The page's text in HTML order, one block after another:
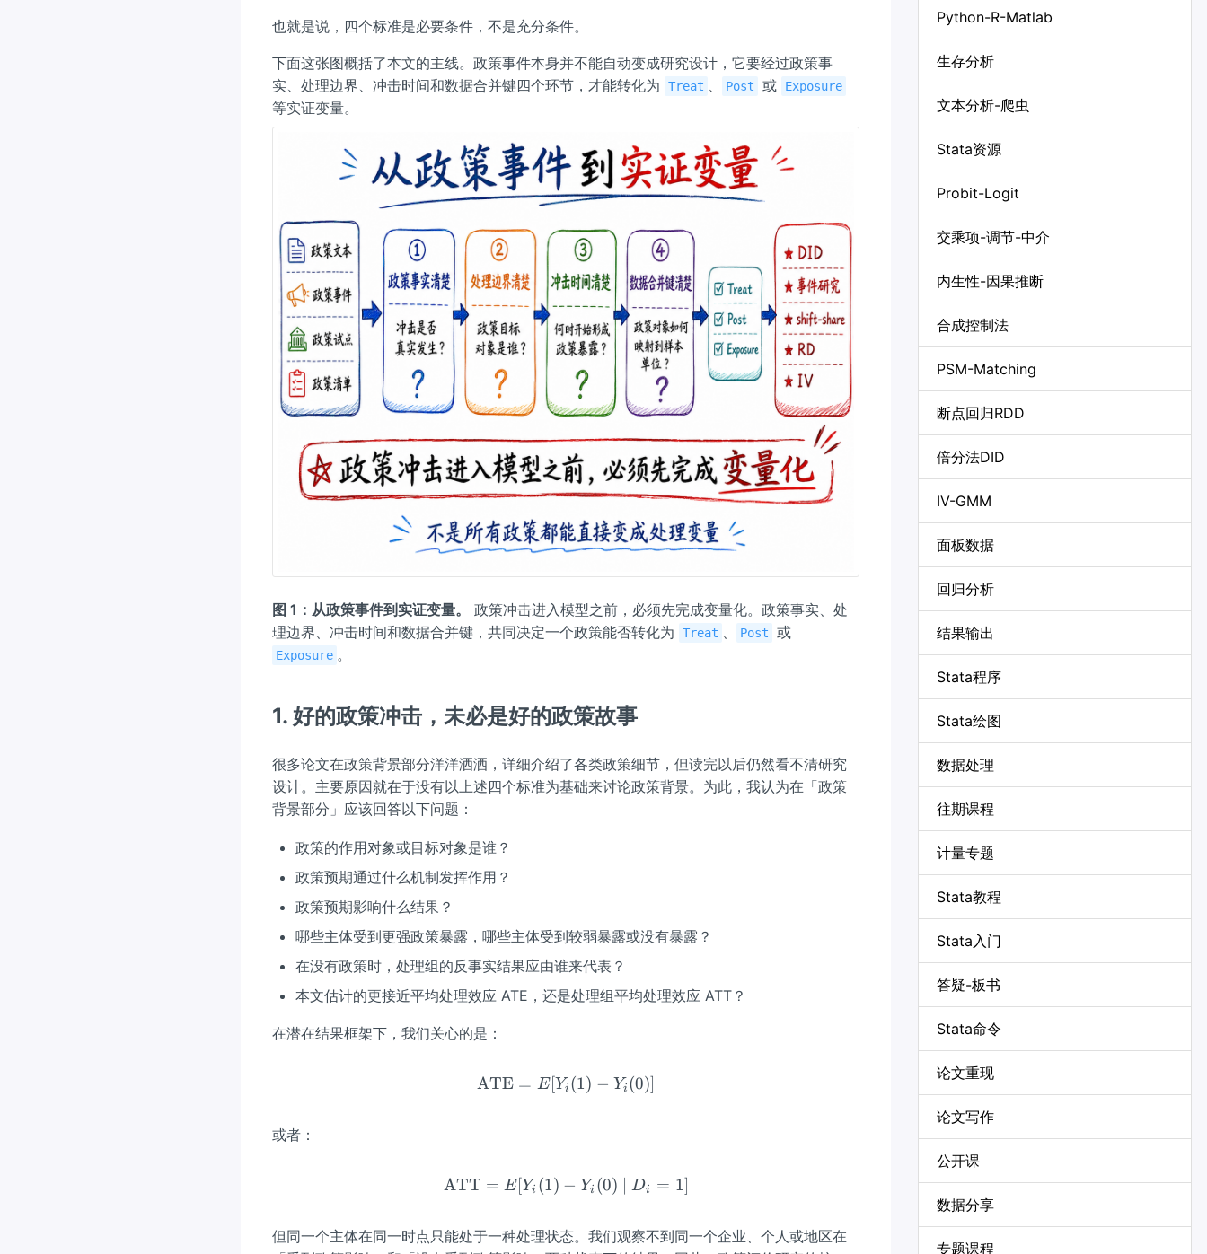
也就是说，四个标准是必要条件，不是充分条件。
下面这张图概括了本文的主线。政策事件本身并不能自动变成研究设计，它要经过政策事
实、处理边界、冲击时间和数据合并键四个环节，才能转化为
Treat 、 Post 或 Exposure
等实证变量。
图 1：从政策事件到实证变量。
政策冲击进入模型之前，必须先完成变量化。政策事实、处
理边界、冲击时间和数据合并键，共同决定一个政策能否转化为
Treat 、 Post 或
Exposure 。
1. 好的政策冲击，未必是好的政策故事
很多论文在政策背景部分洋洋洒洒，详细介绍了各类政策细节，但读完以后仍然看不清研究
设计。主要原因就在于没有以上述四个标准为基础来讨论政策背景。为此，我认为在「政策
背景部分」应该回答以下问题：
政策的作用对象或目标对象是谁？
政策预期通过什么机制发挥作用？
政策预期影响什么结果？
哪些主体受到更强政策暴露，哪些主体受到较弱暴露或没有暴露？
在没有政策时，处理组的反事实结果应由谁来代表？
本文估计的更接近平均处理效应 ATE，还是处理组平均处理效应 ATT？
在潜在结果框架下，我们关心的是：
\operatorname{ATE}=E[Y_{i}(1)-Y_{i}(0)]
ATE = E[Yi (1) − Yi (0)]
或者：
\operatorname{ATT}=E[Y_{i}(1)-Y_{i}(0)\mid D_{i}=1]
ATT = E [Yi (1) − Yi (0) Di = 1]
但同一个主体在同一时点只能处于一种处理状态。我们观察不到同一个企业、个人或地区在
Python-R-Matlab
生存分析
文本分析-爬虫
Stata资源
Probit-Logit
交乘项-调节-中介
内生性-因果推断
合成控制法
PSM-Matching
断点回归RDD
倍分法DID
IV-GMM
面板数据
回归分析
结果输出
Stata程序
Stata绘图
数据处理
往期课程
计量专题
Stata教程
Stata入门
答疑-板书
Stata命令
论文重现
论文写作
公开课
数据分享
专题课程